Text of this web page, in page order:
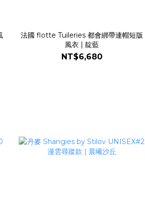
法國 flotte Tuileries 都會綁帶連帽短版
風衣 | 靛藍
NT$6,680